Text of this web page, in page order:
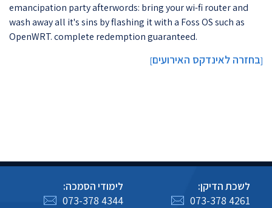
emancipation party afterwords: bring your wi-fi router and
wash away all it's sins by flashing it with a Foss OS such as
OpenWRT. complete redemption guaranteed.
[בחזרה לאינדקס האירועים]
לשכת הדיקן:
073-378 4261
לימודי הסמכה:
073-378 4344